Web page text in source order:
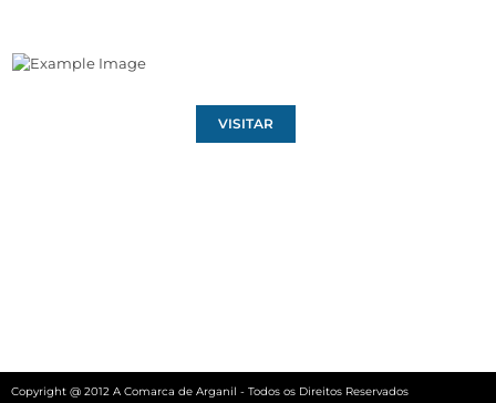
VISITAR
Copyright @ 2012 A Comarca de Arganil - Todos os Direitos Reservados